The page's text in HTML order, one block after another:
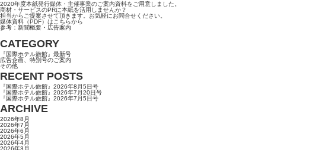
2020年度本紙発行媒体・主催事業のご案内資料をご用意しました。
商材・サービスのPRに本紙を活用しませんか？
担当からご提案させて頂きます。お気軽にお問合せください。
媒体資料（PDF）は こちらから
参考：新聞概要・広告案内
CATEGORY
『国際ホテル旅館』最新号
広告企画、特別号のご案内
その他
RECENT POSTS
『国際ホテル旅館』2026年8月5日号
『国際ホテル旅館』2026年7月20日号
『国際ホテル旅館』2026年7月5日号
ARCHIVE
2026年8月
2026年7月
2026年6月
2026年5月
2026年4月
2026年3月